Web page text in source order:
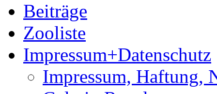
Beiträge
Zooliste
Impressum+Datenschutz
Impressum, Haftung,